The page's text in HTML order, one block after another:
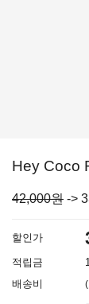
Hey Coco
42,000원 ->
할인가
적립금
배송비